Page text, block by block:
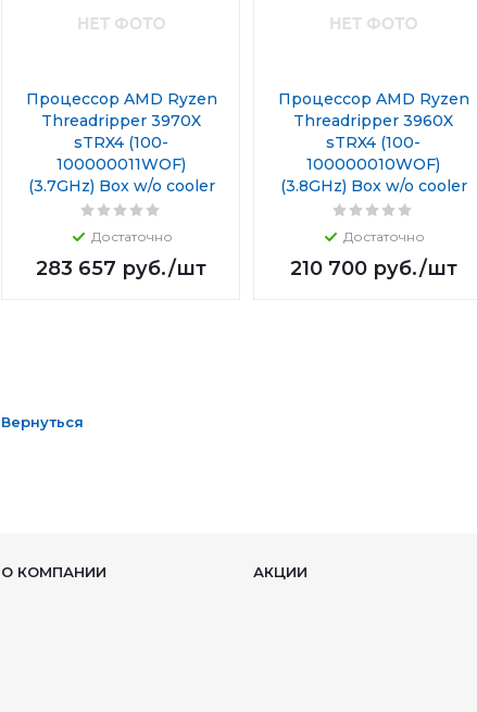
Процессор AMD Ryzen
Threadripper 3970X
sTRX4 (100-
100000011WOF)
(3.7GHz) Box w/o cooler
Достаточно
283 657 руб./шт
Процессор AMD Ryzen
Threadripper 3960X
sTRX4 (100-
100000010WOF)
(3.8GHz) Box w/o cooler
Достаточно
210 700руб./шт
Вернуться
О КОМПАНИИ АКЦИИ